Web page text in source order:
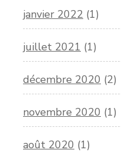
janvier 2022 (1)
juillet 2021 (1)
décembre 2020 (2)
novembre 2020 (1)
août 2020 (1)